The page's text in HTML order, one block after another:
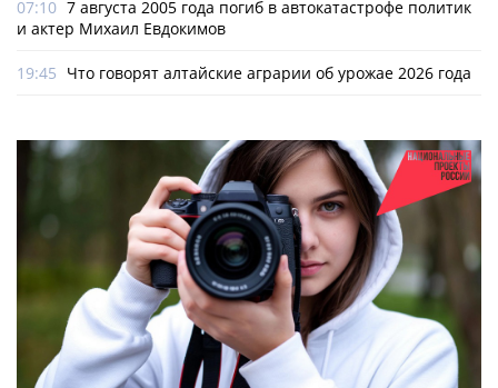
07:10 7 августа 2005 года погиб в автокатастрофе политик
и актер Михаил Евдокимов
19:45 Что говорят алтайские аграрии об урожае 2026 года